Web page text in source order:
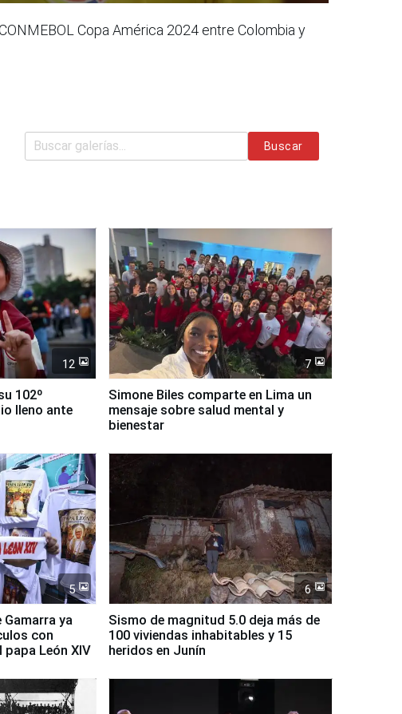
Copa América 2024 entre Colombia y
Buscar
12
102º
lleno ante
7
Simone Biles comparte en Lima un
mensaje sobre salud mental y
bienestar
5
ya
con
León XIV
6
Sismo de magnitud 5.0 deja más de
100 viviendas inhabitables y 15
heridos en Junín